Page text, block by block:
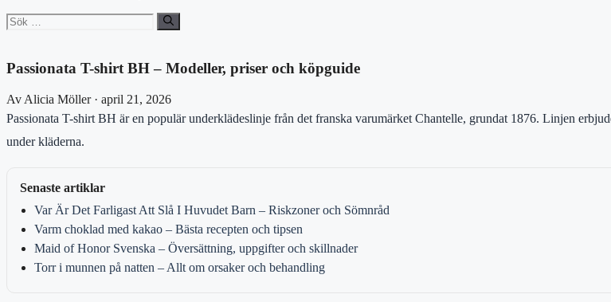
Sök
efter:
Passionata T-shirt BH – Modeller, priser och köpguide
Av Alicia Möller · april 21, 2026
Passionata T-shirt BH är en populär underklädeslinje från det franska varumärket Chantelle, grundat 1876. Linjen
under kläderna.
Senaste artiklar
Var Är Det Farligast Att Slå I Huvudet Barn – Riskzoner och Sömnråd
Varm choklad med kakao – Bästa recepten och tipsen
Maid of Honor Svenska – Översättning, uppgifter och skillnader
Torr i munnen på natten – Allt om orsaker och behandling